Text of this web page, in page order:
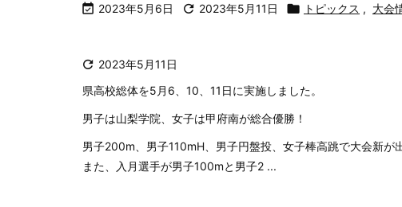
 2023年5月6日  2023年5月11日  トピックス , 大会
 2023年5月11日
県高校総体を5月6、10、11日に実施しました。
男子は山梨学院、女子は甲府南が総合優勝！
男子200m、男子110mH、男子円盤投、女子棒高跳で大会新が
また、入月選手が男子100mと男子2 ...